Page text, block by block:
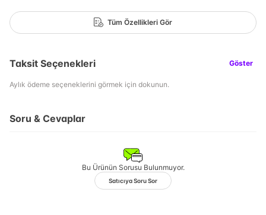
Tüm Özellikleri Gör
Taksit Seçenekleri Göster
Aylık ödeme seçeneklerini görmek için dokunun.
Soru & Cevaplar
Bu Ürünün Sorusu Bulunmuyor.
Satıcıya Soru Sor